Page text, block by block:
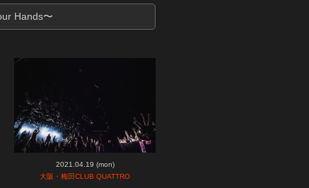
Hands〜
2021.04.19 (mon)
大阪・梅田CLUB QUATTRO